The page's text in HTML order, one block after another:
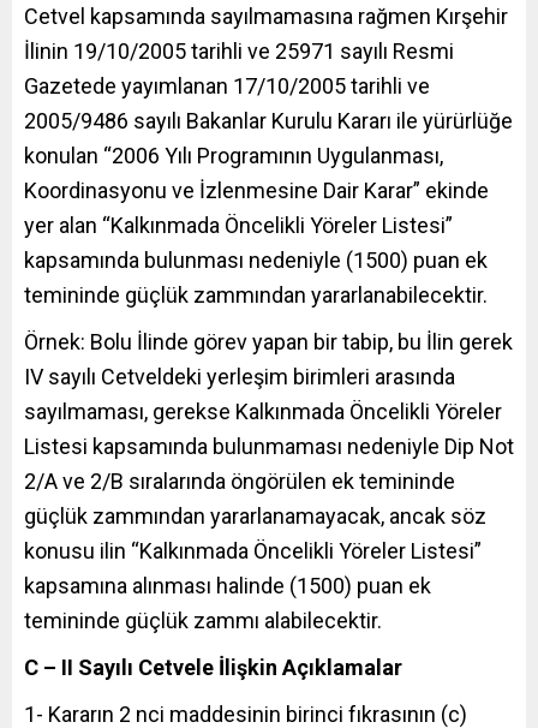
Cetvel kapsamında sayılmamasına rağmen Kırşehir
İlinin 19/10/2005 tarihli ve 25971 sayılı Resmi
Gazetede yayımlanan 17/10/2005 tarihli ve
2005/9486 sayılı Bakanlar Kurulu Kararı ile yürürlüğe
konulan “2006 Yılı Programının Uygulanması,
Koordinasyonu ve İzlenmesine Dair Karar” ekinde
yer alan “Kalkınmada Öncelikli Yöreler Listesi”
kapsamında bulunması nedeniyle (1500) puan ek
temininde güçlük zammından yararlanabilecektir.
Örnek: Bolu İlinde görev yapan bir tabip, bu İlin gerek
IV sayılı Cetveldeki yerleşim birimleri arasında
sayılmaması, gerekse Kalkınmada Öncelikli Yöreler
Listesi kapsamında bulunmaması nedeniyle Dip Not
2/A ve 2/B sıralarında öngörülen ek temininde
güçlük zammından yararlanamayacak, ancak söz
konusu ilin “Kalkınmada Öncelikli Yöreler Listesi”
kapsamına alınması halinde (1500) puan ek
temininde güçlük zammı alabilecektir.
C – II Sayılı Cetvele İlişkin Açıklamalar
1- Kararın 2 nci maddesinin birinci fıkrasının (c)